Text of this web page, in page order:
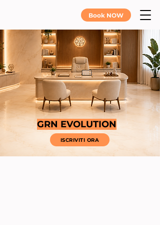
Book NOW
GRN EVOLUTION
ISCRIVITI ORA